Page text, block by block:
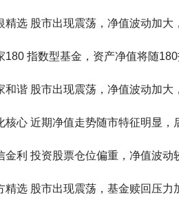
精选 股市出现震荡，净值波动加大
180 指数型基金，资产净值将随180
和谐 股市出现震荡，净值波动加大
核心 近期净值走势随市特征明显，
金利 投资股票仓位偏重，净值波动
精选 股市出现震荡，基金赎回压力